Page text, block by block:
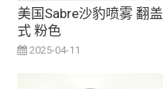
美国Sabre沙豹喷雾 翻盖
式 粉色
2025-04-11